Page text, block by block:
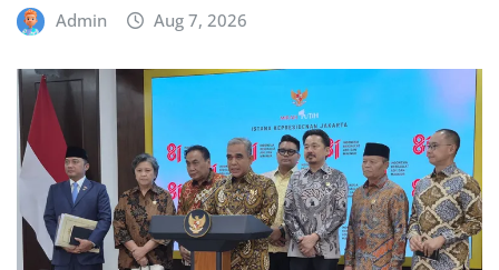
Admin Aug 7, 2026